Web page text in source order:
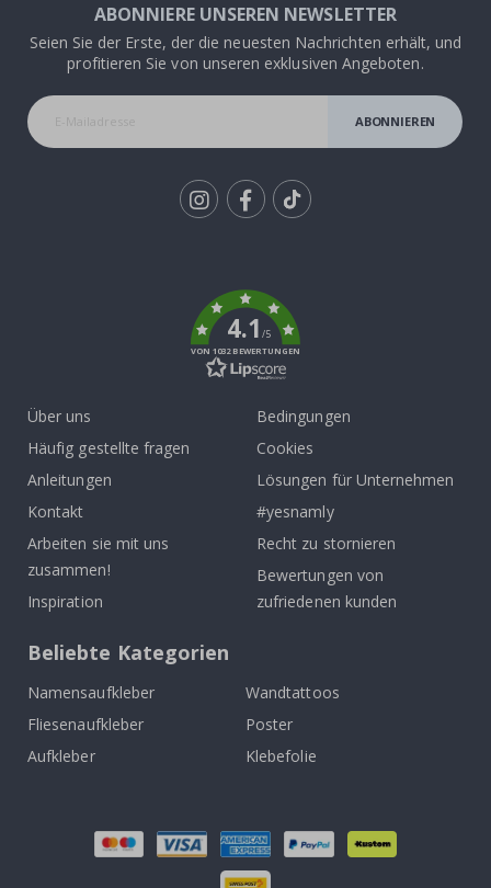
ABONNIERE UNSEREN NEWSLETTER
Seien Sie der Erste, der die neuesten Nachrichten erhält, und
profitieren Sie von unseren exklusiven Angeboten.
ABONNIEREN
4.1/5
VON 1032 BEWERTUNGEN
Über uns
Häufig gestellte fragen
Anleitungen
Kontakt
Arbeiten sie mit uns
zusammen!
Inspiration
Bedingungen
Cookies
Lösungen für Unternehmen
#yesnamly
Recht zu stornieren
Bewertungen von
zufriedenen kunden
Beliebte Kategorien
Namensaufkleber
Wandtattoos
Fliesenaufkleber
Poster
Aufkleber
Klebefolie